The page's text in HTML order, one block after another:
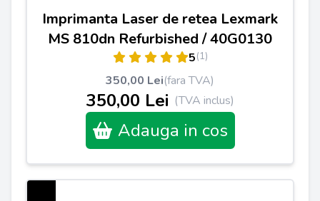
Imprimanta Laser de retea Lexmark
MS 810dn Refurbished / 40G0130
5(1)
350,00 Lei(fara TVA)
350,00 Lei (TVA inclus)
Adauga in cos